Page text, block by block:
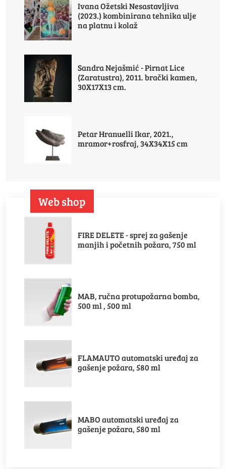
Ivana Ožetski Nesastavljiva
(2023.) kombinirana tehnika ulje
na platnu i kolaž
Sandra Nejašmić - Pirnat Lice
(Zaratustra), 2011. brački kamen,
30X17X13 cm.
Petar Hranuelli Ikar, 2021.,
mramor+rosfraj, 34X34X15 cm
Web shop
FIRE DELETE - sprej za gašenje
manjih i početnih požara, 750 ml
MAB, ručna protupožarna bomba,
500 ml , 500 ml
FLAMAUTO automatski uređaj za
gašenje požara, 580 ml
MABO automatski uređaj za
gašenje požara, 580 ml